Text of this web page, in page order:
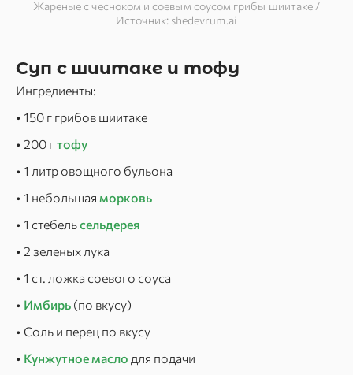
Жареные с чесноком и соевым соусом грибы шиитаке /
Источник: shedevrum.ai
Суп с шиитаке и тофу
Ингредиенты:
• 150 г грибов шиитаке
• 200 гтофу
• 1 литр овощного бульона
• 1 небольшая морковь
• 1 стебельсельдерея
• 2 зеленых лука
• 1 ст. ложка соевого соуса
• Имбирь (по вкусу)
• Соль и перец по вкусу
• Кунжутное масло для подачи